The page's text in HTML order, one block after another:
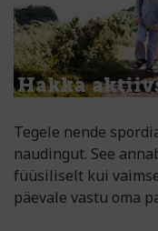
Tegele nende
naudingut. See
füüsiliselt kui
päevale vastu oma